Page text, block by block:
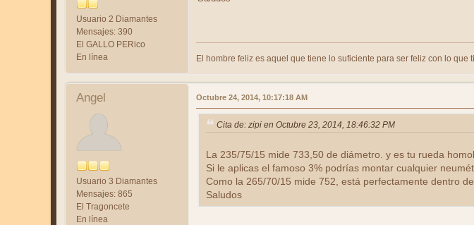
Usuario 2 Diamantes
Mensajes: 390
El GALLO PERico
En línea
El hombre feliz es aquel que tiene lo suficiente para ser feliz con lo que
Angel
Usuario 3 Diamantes
Mensajes: 865
El Tragoncete
En línea
Octubre 24, 2014, 10:17:18 AM
Cita de: zipi en Octubre 23, 2014, 18:46:32 PM
La 235/75/15 mide 733,50 de diámetro. y es tu rueda
Si le aplicas el famoso 3% podrías montar cualquier
Como la 265/70/15 mide 752, está perfectamente dentro
Saludos